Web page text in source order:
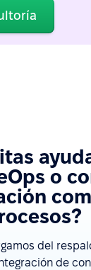
o
del
de